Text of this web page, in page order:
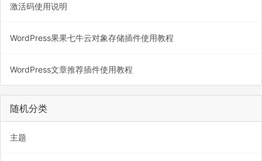
激活码使用说明
WordPress果果七牛云对象存储插件使用教程
WordPress文章推荐插件使用教程
随机分类
主题